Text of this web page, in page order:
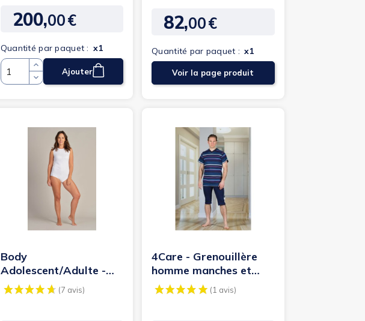
Prix
200,00€
Quantité par paquet : x1
QuantitéAjouter
Prix
82,00€
Quantité par paquet : x1
Voir la page produit
Body
Adolescent/Adulte -
fermeture à pressions
à...
4Care - Grenouillère
homme manches et
jambes courtes à...